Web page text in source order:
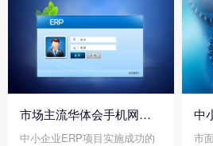
市场主流华体会手机网页版_华体会（中国） -企业应如何选择华体会手机网页版_华体会（中国）
中小企业ERP项目实施成功的
市